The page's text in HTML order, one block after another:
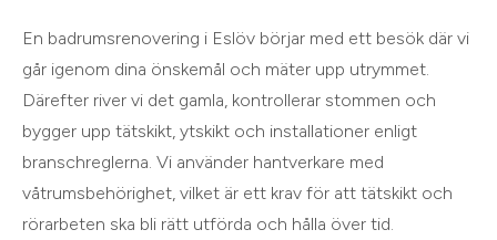
En badrumsrenovering i Eslöv börjar med ett besök där vi
går igenom dina önskemål och mäter upp utrymmet.
Därefter river vi det gamla, kontrollerar stommen och
bygger upp tätskikt, ytskikt och installationer enligt
branschreglerna. Vi använder hantverkare med
våtrumsbehörighet, vilket är ett krav för att tätskikt och
rörarbeten ska bli rätt utförda och hålla över tid.